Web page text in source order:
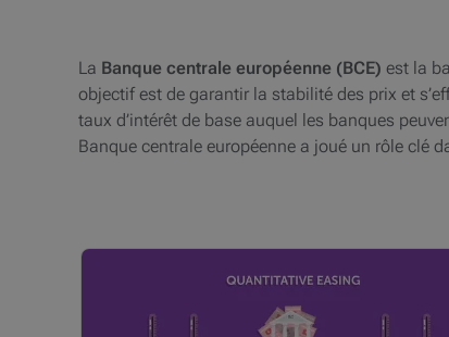
La Banque centrale européenne (BCE) est la
objectif est de garantir la stabilité des prix et
taux d’intérêt de base auquel les banques
Banque centrale européenne a joué un rôle clé